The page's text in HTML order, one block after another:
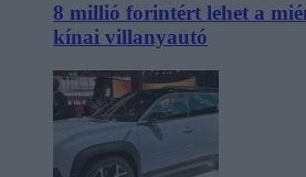
8 millió forintért lehet a
kínai villanyautó